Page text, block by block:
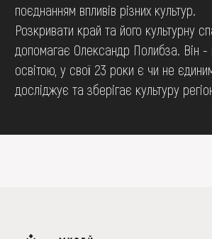
поєднанням впливів різних культур.
Розкривати край та його культурну
допомагає Олександр Полибза. Він -
освітою, у свої 23 роки є чи не
досліджує та зберігає культуру